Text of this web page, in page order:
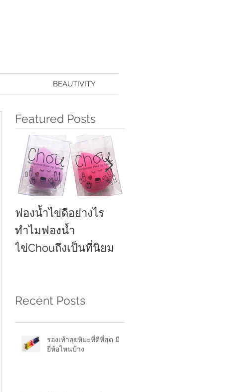
Featured Posts
ฟองน้ำไข่ดีอย่างไร
ทำไมฟองน้ำ
ไข่Chouถึงเป็นที่นิยม
Recent Posts
รองเท้าลุยหิมะที่ดีที่สุด มี
ยี่ห้อไหนบ้าง
BEAUTIVITY